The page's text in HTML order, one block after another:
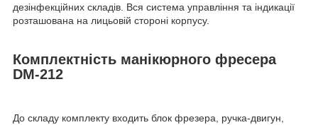
дезінфекційних складів. Вся система управління та індикації
розташована на лицьовій стороні корпусу.
Комплектність манікюрного фресера
DM-212
До складу комплекту входить блок фрезера, ручка-двигун,